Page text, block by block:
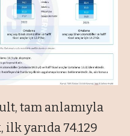
tam anlamıyla
yarıda 74.129